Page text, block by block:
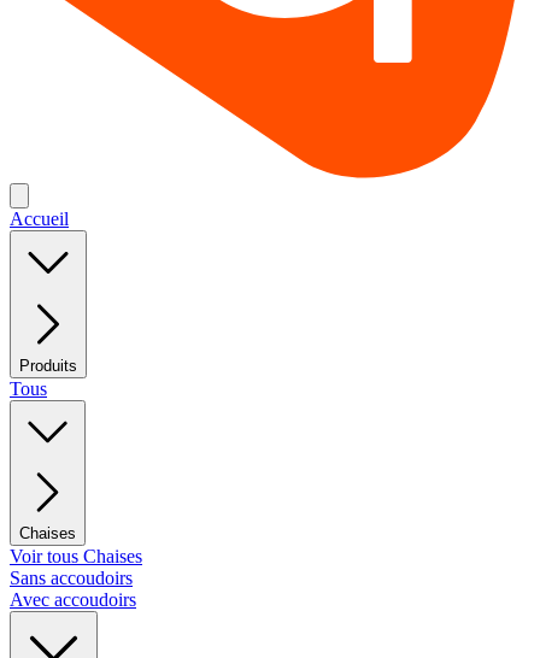
Accueil
Produits
Tous
Chaises
Voir tous Chaises
Sans accoudoirs
Avec accoudoirs